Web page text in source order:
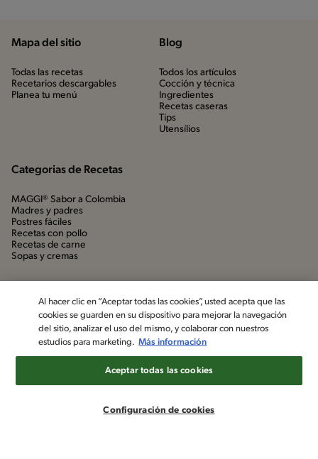
Mapa del sitio
Todas las recetas
Recetarios descargables
Planea tu menú
Blog
Todos los artículos
Cocción y técnica
Ingredientes
Recetas caseras
Tips
Utensílios
Categorias de Recetas
MAGGI® Sabor a Colombia
Madres y padres
Postres fáciles
Recetas con pollo
Recetas de carne
Sopas y cremas
©2022, Nestlé. Marcas registradas por Société dels Produits Nestlé,
Al hacer clic en “Aceptar todas las cookies”, usted acepta que las
cookies se guarden en su dispositivo para mejorar la navegación
del sitio, analizar el uso del mismo, y colaborar con nuestros
estudios para marketing. Más información
Configuración de cookies
Aceptar todas las cookies